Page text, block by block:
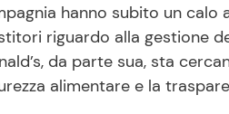
hanno subito un calo
riguardo alla gestione
da parte sua, sta
alimentare e la